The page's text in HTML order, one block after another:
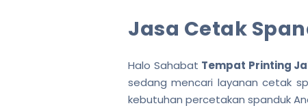
Jasa Cetak
Halo Sahabat Tempat Printing
sedang mencari layanan cetak
kebutuhan percetakan spanduk